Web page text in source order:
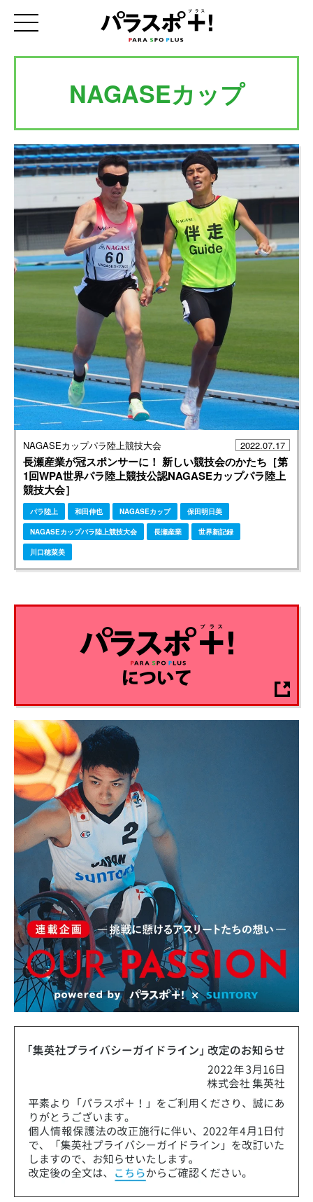
NAGASEカップ
NAGASEカップパラ陸上競技大会 2022.07.17
長瀬産業が冠スポンサーに！ 新しい競技会のかたち［第
1回WPA世界パラ陸上競技公認NAGASEカップパラ陸上
競技大会］
パラ陸上 和田伸也 NAGASEカップ 保田明日美
NAGASEカップパラ陸上競技大会 長瀬産業 世界新記録
川口穂菜美